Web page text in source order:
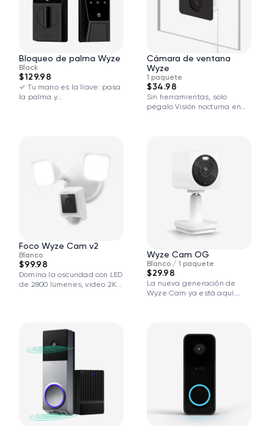
Bloqueo de palma Wyze
Black
$129.98
✓ Tu mano es la llave: pasa
la palma y...
Cámara de ventana
Wyze
1 paquete
$34.98
Sin herramientas, solo
pégalo Visión nocturna en
Foco Wyze Cam v2
Blanco
$99.98
Domina la oscuridad con LED
de 2800 lúmenes, video 2K...
Wyze Cam OG
Blanco / 1 paquete
$29.98
La nueva generación de
Wyze Cam ya está aquí.